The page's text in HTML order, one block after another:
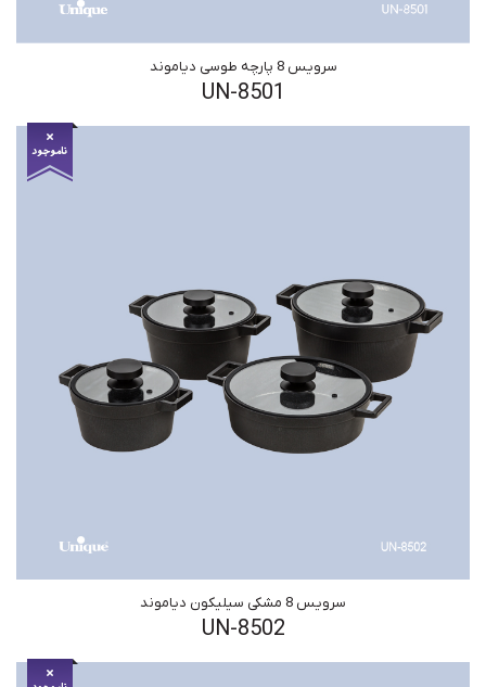
سرویس 8 پارچه طوسی دیاموند
UN-8501
سرویس 8 مشکی سیلیکون دیاموند
UN-8502